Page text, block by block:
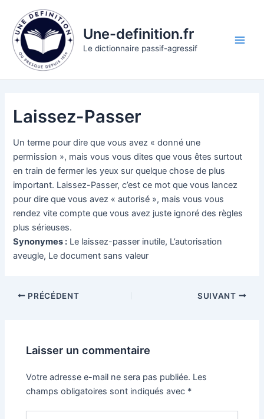
contenu
Une-definition.fr
Le dictionnaire passif-agressif
Laissez-Passer
Un terme pour dire que vous avez « donné une
permission », mais vous vous dites que vous êtes surtout
en train de fermer les yeux sur quelque chose de plus
important. Laissez-Passer, c’est ce mot que vous lancez
pour dire que vous avez « autorisé », mais vous vous
rendez vite compte que vous avez juste ignoré des règles
plus sérieuses.
Synonymes : Le laissez-passer inutile, L’autorisation
aveugle, Le document sans valeur
PRÉCÉDENT SUIVANT
Laisser un commentaire
Votre adresse e-mail ne sera pas publiée. Les
champs obligatoires sont indiqués avec *